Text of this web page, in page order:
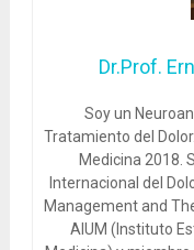
Dr.Prof.
Soy un
Tratamiento del
Medicina 2018.
Internacional del
Management and
AIUM (Instituto